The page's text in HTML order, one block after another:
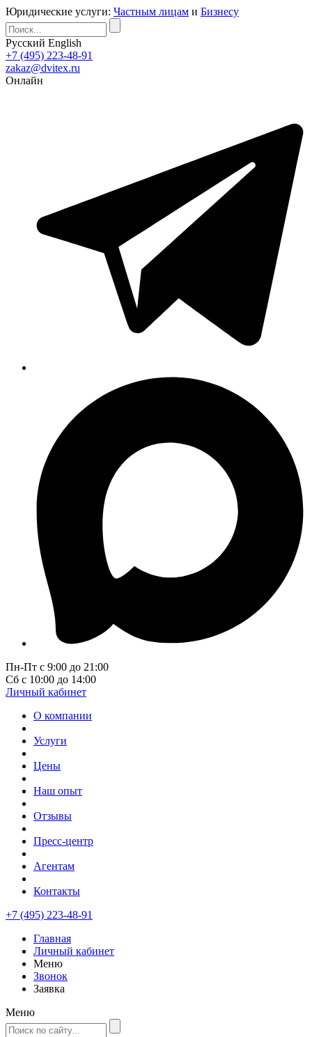
Юридические услуги: Частным лицам и Бизнесу
Русский English
+7 (495) 223-48-91
zakaz@dvitex.ru
Онлайн
Пн-Пт с 9:00 до 21:00
Сб с 10:00 до 14:00
Личный кабинет
О компании
Услуги
Цены
Наш опыт
Отзывы
Пресс-центр
Агентам
Контакты
+7 (495) 223-48-91
Главная
Личный кабинет
Меню
Звонок
Заявка
Меню